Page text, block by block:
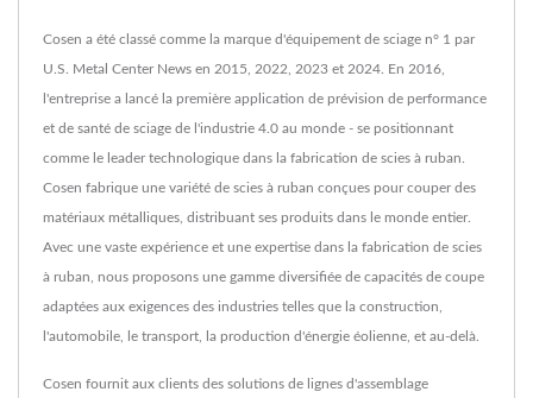
Cosen a été classé comme la marque d'équipement de sciage n° 1 par
U.S. Metal Center News en 2015, 2022, 2023 et 2024. En 2016,
l'entreprise a lancé la première application de prévision de performance
et de santé de sciage de l'industrie 4.0 au monde - se positionnant
comme le leader technologique dans la fabrication de scies à ruban.
Cosen fabrique une variété de scies à ruban conçues pour couper des
matériaux métalliques, distribuant ses produits dans le monde entier.
Avec une vaste expérience et une expertise dans la fabrication de scies
à ruban, nous proposons une gamme diversifiée de capacités de coupe
adaptées aux exigences des industries telles que la construction,
l'automobile, le transport, la production d'énergie éolienne, et au-delà.
Cosen fournit aux clients des solutions de lignes d'assemblage